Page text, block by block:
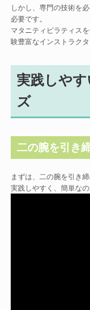
しかし、専門の技術を
必要です。
マタニティピラティス
験豊富なインストラク
実践しや
ズ
二の腕を引き
まずは、二の腕を引き
実践しやすく、簡単な